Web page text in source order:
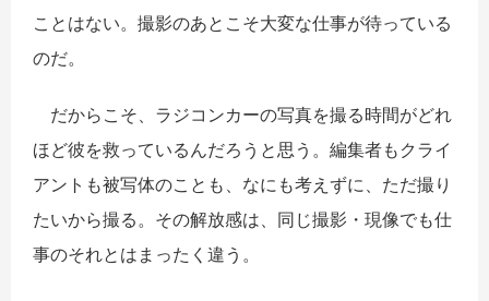
ことはない。撮影のあとこそ大変な仕事が待っている
のだ。
だからこそ、ラジコンカーの写真を撮る時間がどれ
ほど彼を救っているんだろうと思う。編集者もクライ
アントも被写体のことも、なにも考えずに、ただ撮り
たいから撮る。その解放感は、同じ撮影・現像でも仕
事のそれとはまったく違う。